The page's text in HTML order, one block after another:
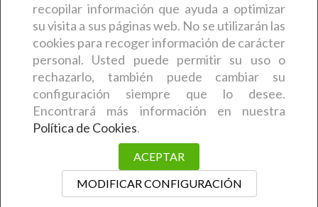
¿QUIÉNES SOMOS?
COMERCIAL CARMIN (Benedicta Camaron de Castro) es
una empresa zamorana que desde hace más de 30 años
ofrece a sus clientes
artículos y productos relacionados
con la estética y la peluquería. En concreto, la empresa
comenzó su actividad en el año 1995. El trabajo exhaustivo
desarrollado a lo largo de todo este tiempo les ha permitido
confianza y fidelidad
recopilar información que ayuda a optimizar
su visita a sus páginas web. No se utilizarán las
cookies para recoger información de carácter
personal. Usted puede permitir su uso o
rechazarlo, también puede cambiar su
configuración siempre que lo desee.
Encontrará más información en nuestra
Política de Cookies.
ACEPTAR
MODIFICAR CONFIGURACIÓN